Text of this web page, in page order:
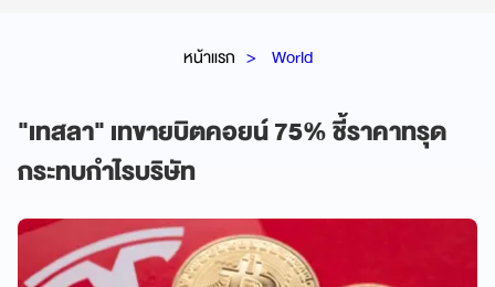
หน้าแรก World
"เทสลา" เทขายบิตคอยน์ 75% ชี้ราคาทรุด
กระทบกำไรบริษัท